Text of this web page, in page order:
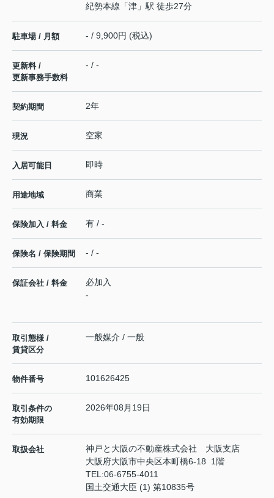
紀勢本線 「津 」駅 徒歩27分
駐車場 / 月額 - / 9,900円 (税込)
更新料 /
更新事務手数料
- / -
契約期間 2年
現況 空家
入居可能日 即時
用途地域 商業
保険加入 / 料金 有 / -
保険名 / 保険期間 - / -
保証会社 / 料金
必加入
-
取引態様 /
賃貸区分
一般媒介 / 一般
物件番号 101626425
取引条件の
有効期限
2026年08月19日
取扱会社
神戸と大阪の不動産株式会社 大阪支店
大阪府大阪市中央区本町橋6-18 1階
TEL:06-6755-4011
国土交通大臣 (1) 第10835号